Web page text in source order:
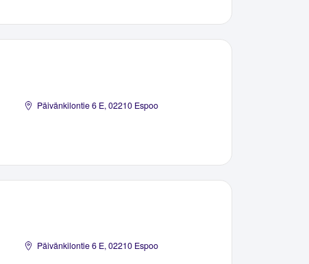
Päivänkilontie 6 E, 02210 Espoo
Päivänkilontie 6 E, 02210 Espoo